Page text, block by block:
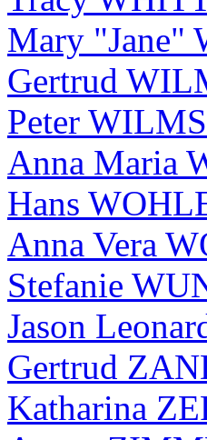
Mary "Jane"
Gertrud
Peter
Anna Maria
Hans
Anna Vera
Stefanie
Jason
Gertrud
Katharina